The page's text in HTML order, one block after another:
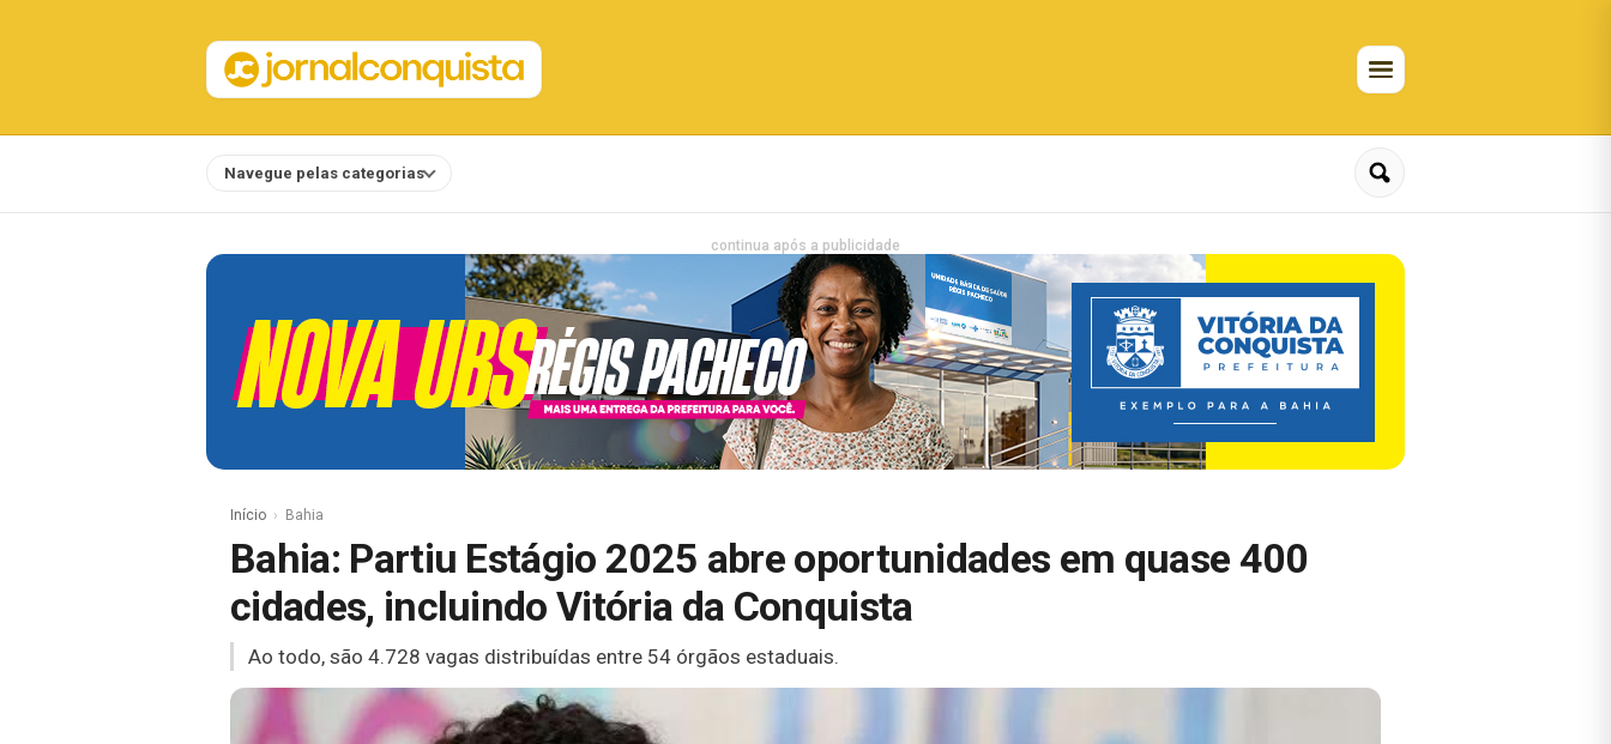
Navegue pelas categorias
continua após a publicidade
Início Bahia
Bahia: Partiu Estágio 2025 abre oportunidades em quase 400
cidades, incluindo Vitória da Conquista
Ao todo, são 4.728 vagas distribuídas entre 54 órgãos estaduais.